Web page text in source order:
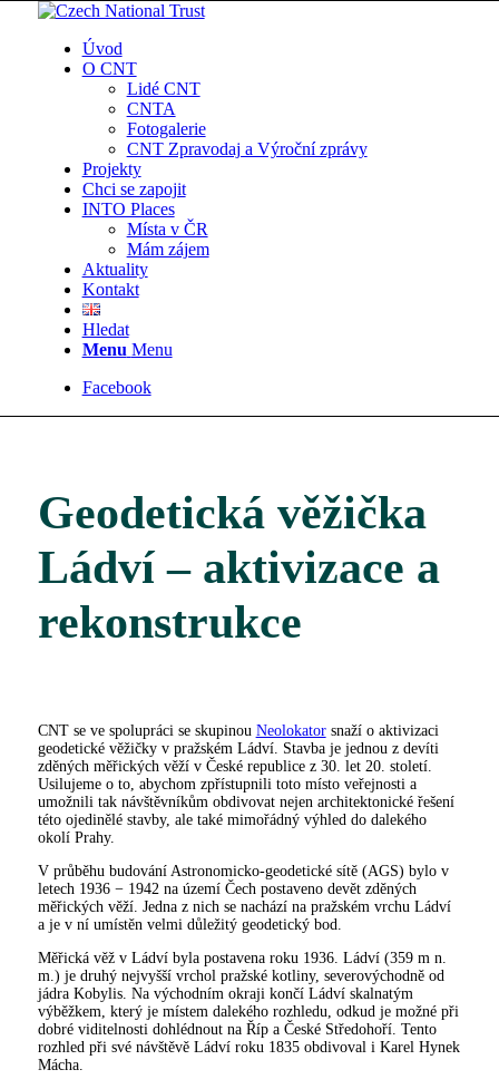
Úvod
O CNT
Lidé CNT
CNTA
Fotogalerie
CNT Zpravodaj a Výroční zprávy
Projekty
Chci se zapojit
INTO Places
Místa v ČR
Mám zájem
Aktuality
Kontakt
Hledat
Menu Menu
Facebook
Geodetická věžička
Ládví – aktivizace a
rekonstrukce
CNT se ve spolupráci se skupinou Neolokatorsnaží o aktivizaci
geodetické věžičky v pražském Ládví. Stavba je jednou z devíti
zděných měřických věží v České republice z 30. let 20. století.
Usilujeme o to, abychom zpřístupnili toto místo veřejnosti a
umožnili tak návštěvníkům obdivovat nejen architektonické řešení
této ojedinělé stavby, ale také mimořádný výhled do dalekého
okolí Prahy.
V průběhu budování Astronomicko-geodetické sítě (AGS) bylo v
letech 1936 − 1942 na území Čech postaveno devět zděných
měřických věží. Jedna z nich se nachází na pražském vrchu Ládví
a je v ní umístěn velmi důležitý geodetický bod.
Měřická věž v Ládví byla postavena roku 1936. Ládví (359 m n.
m.) je druhý nejvyšší vrchol pražské kotliny, severovýchodně od
jádra Kobylis. Na východním okraji končí Ládví skalnatým
výběžkem, který je místem dalekého rozhledu, odkud je možné při
dobré viditelnosti dohlédnout na Říp a České Středohoří. Tento
rozhled při své návštěvě Ládví roku 1835 obdivoval i Karel Hynek
Mácha.